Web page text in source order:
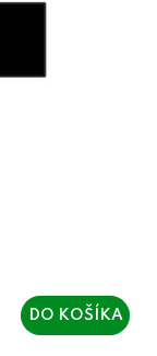
DO KOŠÍKA